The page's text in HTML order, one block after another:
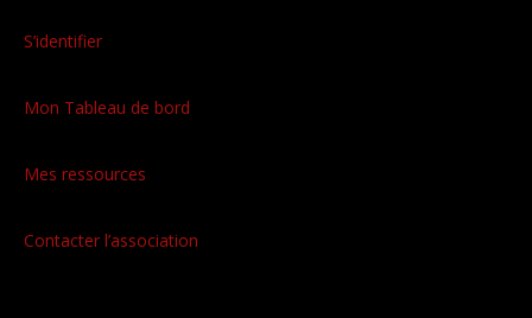
S’identifier
Mon Tableau de bord
Mes ressources
Contacter l’association